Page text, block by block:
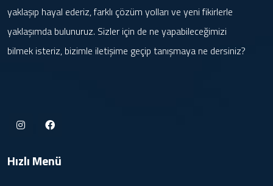
yaklaşıp hayal ederiz, farklı çözüm yolları ve yeni fikirlerle
yaklaşımda bulunuruz. Sizler için de ne yapabileceğimizi
bilmek isteriz, bizimle iletişime geçip tanışmaya ne dersiniz?
Hızlı Menü